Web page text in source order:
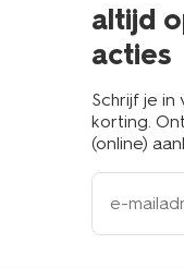
altijd
acties
Schrijf je in
korting.
(online)
e-
mailadres